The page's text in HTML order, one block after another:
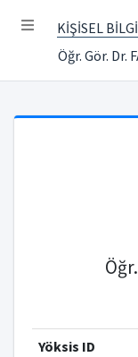
KİŞİSEL
Öğr. Gör. Dr.
Yöksis ID